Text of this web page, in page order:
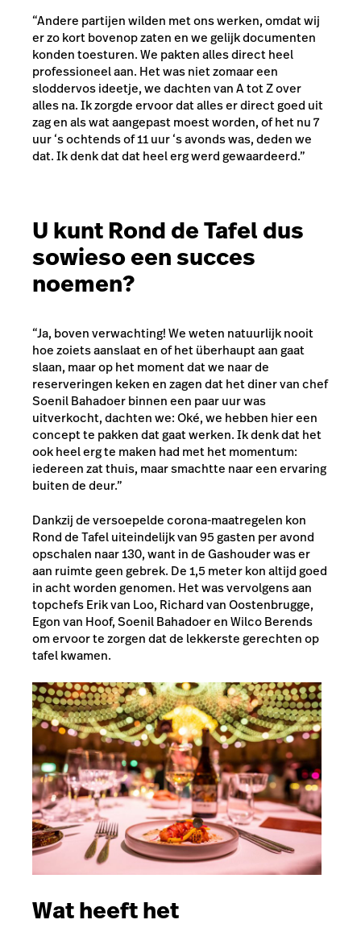
“Andere partijen wilden met ons werken, omdat wij
er zo kort bovenop zaten en we gelijk documenten
konden toesturen. We pakten alles direct heel
professioneel aan. Het was niet zomaar een
sloddervos ideetje, we dachten van A tot Z over
alles na. Ik zorgde ervoor dat alles er direct goed uit
zag en als wat aangepast moest worden, of het nu 7
uur ‘s ochtends of 11 uur ‘s avonds was, deden we
dat. Ik denk dat dat heel erg werd gewaardeerd.”
U kunt Rond de Tafel dus
sowieso een succes
noemen?
“Ja, boven verwachting! We weten natuurlijk nooit
hoe zoiets aanslaat en of het überhaupt aan gaat
slaan, maar op het moment dat we naar de
reserveringen keken en zagen dat het diner van chef
Soenil Bahadoer binnen een paar uur was
uitverkocht, dachten we: Oké, we hebben hier een
concept te pakken dat gaat werken. Ik denk dat het
ook heel erg te maken had met het momentum:
iedereen zat thuis, maar smachtte naar een ervaring
buiten de deur.”
Dankzij de versoepelde corona-maatregelen kon
Rond de Tafel uiteindelijk van 95 gasten per avond
opschalen naar 130, want in de Gashouder was er
aan ruimte geen gebrek. De 1,5 meter kon altijd goed
in acht worden genomen. Het was vervolgens aan
topchefs Erik van Loo, Richard van Oostenbrugge,
Egon van Hoof, Soenil Bahadoer en Wilco Berends
om ervoor te zorgen dat de lekkerste gerechten op
tafel kwamen.
Wat heeft het